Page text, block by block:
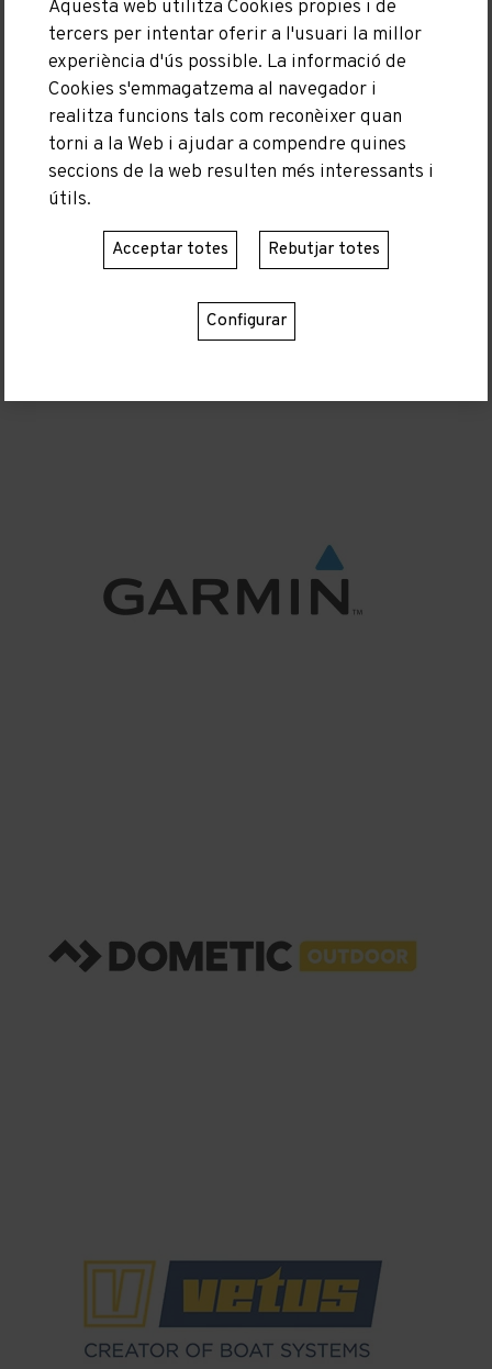
Aquesta web utilitza Cookies propies i de
tercers per intentar oferir a l'usuari la millor
experiència d'ús possible. La informació de
Cookies s'emmagatzema al navegador i
realitza funcions tals com reconèixer quan
torni a la Web i ajudar a compendre quines
seccions de la web resulten més interessants i
útils.
Acceptar totes Rebutjar totes
Configurar